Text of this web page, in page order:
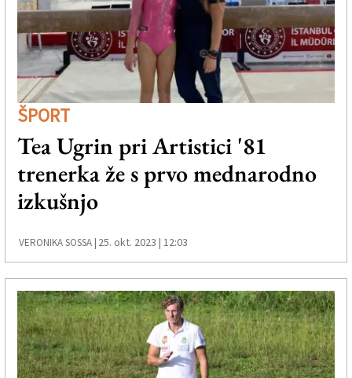
ŠPORT
Tea Ugrin pri Artistici '81
trenerka že s prvo mednarodno
izkušnjo
VERONIKA SOSSA | 25. okt. 2023 | 12:03